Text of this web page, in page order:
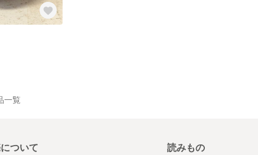
一覧
ついて 読みもの